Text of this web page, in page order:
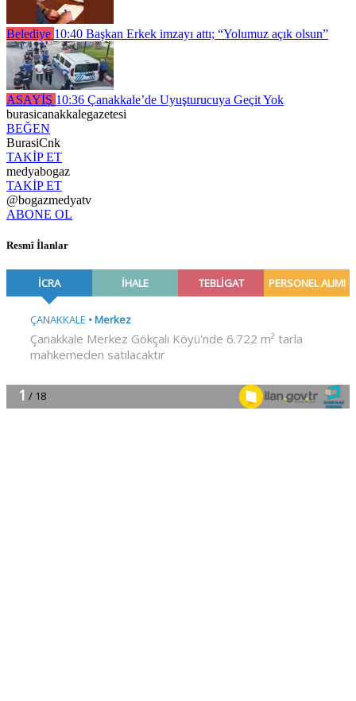
Belediye 10:40 Başkan Erkek imzayı attı; “Yolumuz açık olsun”
ASAYİŞ 10:36 Çanakkale’de Uyuşturucuya Geçit Yok
burasicanakkalegazetesi
BEĞEN
BurasiCnk
TAKİP ET
medyabogaz
TAKİP ET
@bogazmedyatv
ABONE OL
Resmî İlanlar